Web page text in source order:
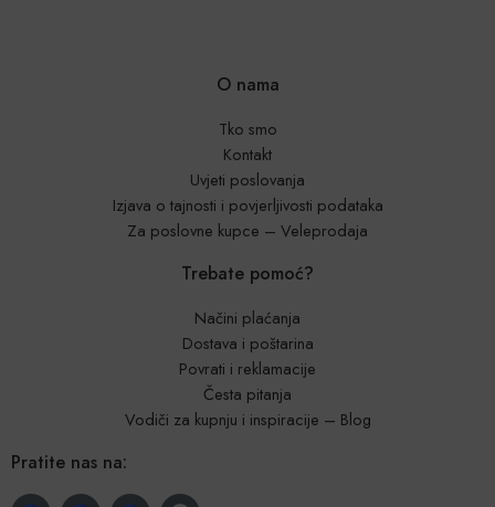
O nama
Tko smo
Kontakt
Uvjeti poslovanja
Izjava o tajnosti i povjerljivosti podataka
Za poslovne kupce – Veleprodaja
Trebate pomoć?
Načini plaćanja
Dostava i poštarina
Povrati i reklamacije
Česta pitanja
Vodiči za kupnju i inspiracije – Blog
Pratite nas na: